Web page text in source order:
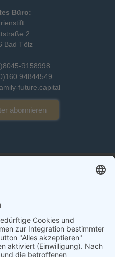
Büro:
2
Bad Tölz
9158998
94844549
future.capital
abonnieren
Pfeiffer-IT